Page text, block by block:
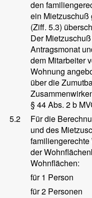
den
ein Mietzuschuß
(Ziff. 5.3)
Der
Antragsmonat
dem Mitarbeiter
Wohnung
über die
§ 44 Abs. 2 b
5.2
Für die
und des
der
Wohnflächen:
für 1 Person
für 2 Personen